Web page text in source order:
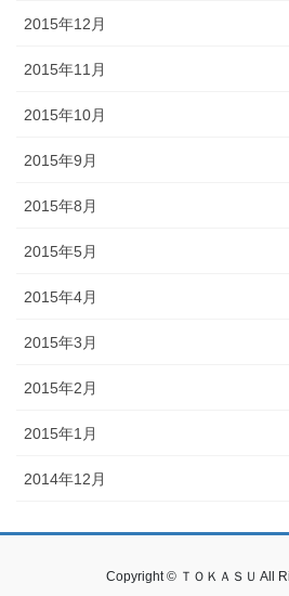
2015年12月
2015年11月
2015年10月
2015年9月
2015年8月
2015年5月
2015年4月
2015年3月
2015年2月
2015年1月
2014年12月
Copyright © ＴＯＫＡＳＵ All